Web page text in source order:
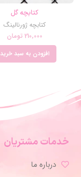
کتابچه گل
کتابچه ژورنالینگ
210,000تومان
افزودن به سبد خرید
خدمات مشتریان
درباره ما